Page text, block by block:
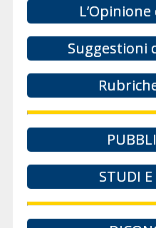
Suggestioni
STUDI E